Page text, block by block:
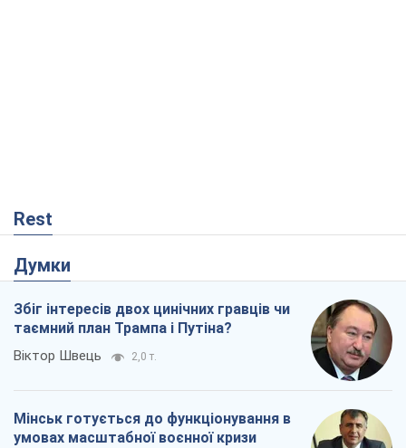
Rest
Думки
Збіг інтересів двох цинічних гравців чи
таємний план Трампа і Путіна?
Віктор Швець 2,0 т.
Мінськ готується до функціонування в
умовах масштабної воєнної кризи